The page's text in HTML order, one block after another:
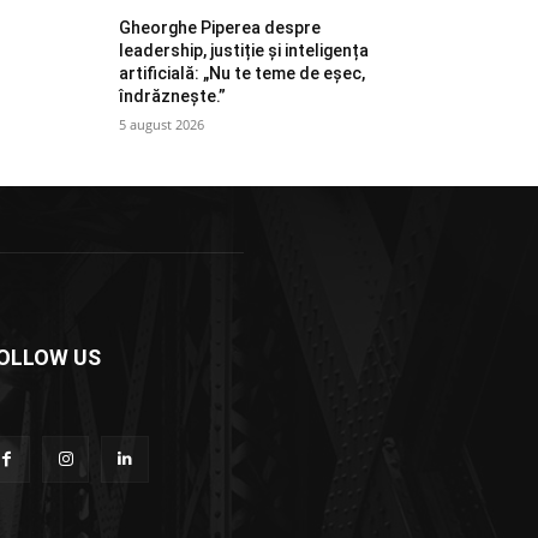
Gheorghe Piperea despre
leadership, justiție și inteligența
artificială: „Nu te teme de eșec,
îndrăznește.”
5 august 2026
US